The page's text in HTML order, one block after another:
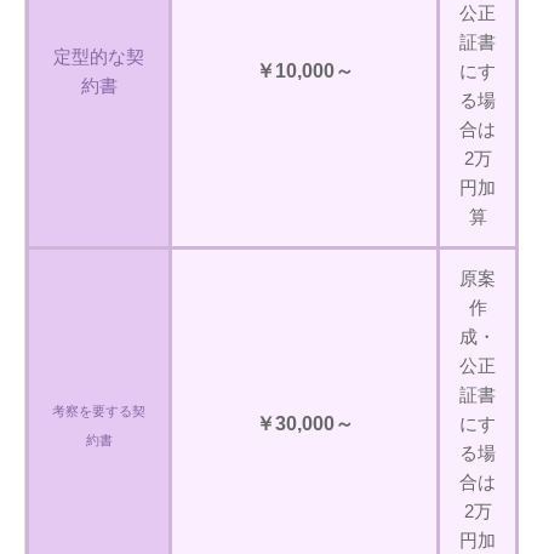
定型的な契
約書
￥10,000～
公正
証書
にす
る場
合は
2万
円加
算
考察を要する契
約書
￥30,000～
原案
作
成・
公正
証書
にす
る場
合は
2万
円加